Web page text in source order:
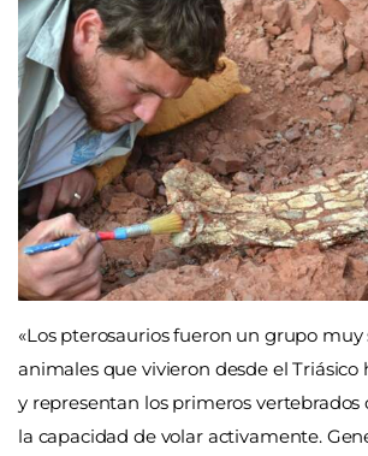
«Los pterosaurios fueron un grupo
animales que vivieron desde el Triásico
y representan los primeros
la capacidad de volar activamente.